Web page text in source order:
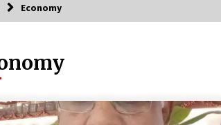
क्या इस साजिश में महादेव विद्रोही भी शामिल हैं?
सर्व सेवा संघ मुख्यालय में मनाई गई ज्योति बा फुले जयंती
Economy